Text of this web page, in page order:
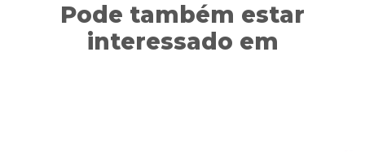
Pode também estar
interessado em